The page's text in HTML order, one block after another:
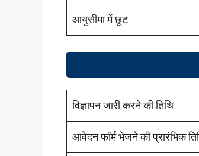
आयुसीमा में छूट
विज्ञापन जारी करने की तिथि
आवेदन फॉर्म भेजने की प्रारंभिक